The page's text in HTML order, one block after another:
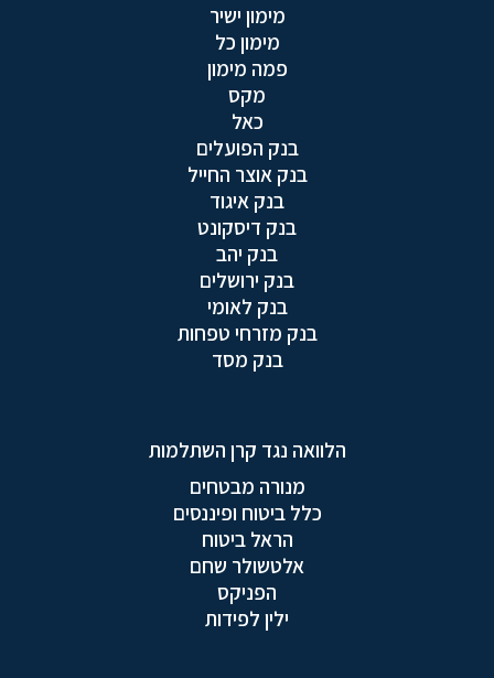
מימון ישיר
מימון כל
פמה מימון
מקס
כאל
בנק הפועלים
בנק אוצר החייל
בנק איגוד
בנק דיסקונט
בנק יהב
בנק ירושלים
בנק לאומי
בנק מזרחי טפחות
בנק מסד
הלוואה נגד קרן השתלמות
מנורה מבטחים
כלל ביטוח ופיננסים
הראל ביטוח
אלטשולר שחם
הפניקס
ילין לפידות